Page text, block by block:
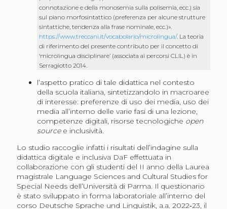
connotazione e della monosemia sulla polisemia, ecc.) sia
sul piano morfosintattico (preferenza per alcune strutture
sintattiche, tendenza alla frase nominale, ecc.)».
https://www.treccani.it/vocabolario/microlingua/. La teoria
di riferimento del presente contributo per il concetto di
‘microlingua disciplinare’ (associata ai percorsi CLIL) è in
Serragiotto 2014.
l’aspetto pratico di tale didattica nel contesto
della scuola italiana, sintetizzandolo in macroaree
di interesse: preferenze di uso dei media, uso dei
media all’interno delle varie fasi di una lezione,
competenze digitali, risorse tecnologiche open
sourcee inclusività.
Lo studio raccoglie infatti i risultati dell’indagine sulla
didattica digitale e inclusiva DaF effettuata in
collaborazione con gli studenti del II anno della Laurea
magistrale Language Sciences and Cultural Studies for
Special Needs dell’Università di Parma. Il questionario
è stato sviluppato in forma laboratoriale all’interno del
corso Deutsche Sprache und Linguistik, a.a. 2022‑23, il